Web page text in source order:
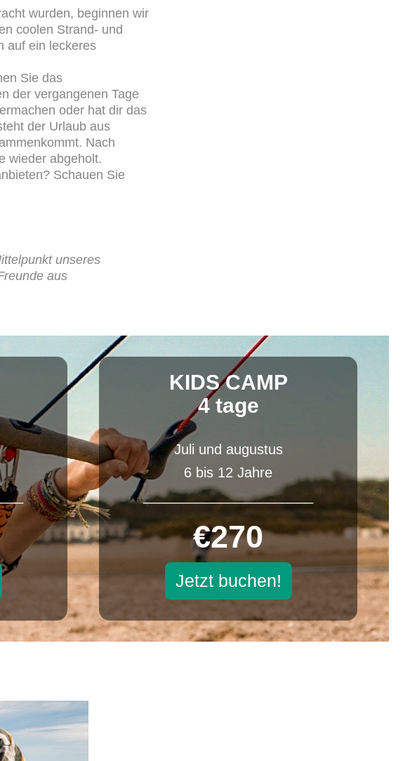
wurden, beginnen wir
coolen Strand- und
auf ein leckeres
Sie das
der vergangenen Tage
oder hat dir das
der Urlaub aus
Nach
wieder abgeholt.
Schauen Sie
unseres
aus
KIDS CAMP
4 tage
Juli und augustus
6 bis 12 Jahre
______________________
€270
Jetzt buchen!